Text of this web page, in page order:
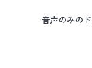
音声のみの